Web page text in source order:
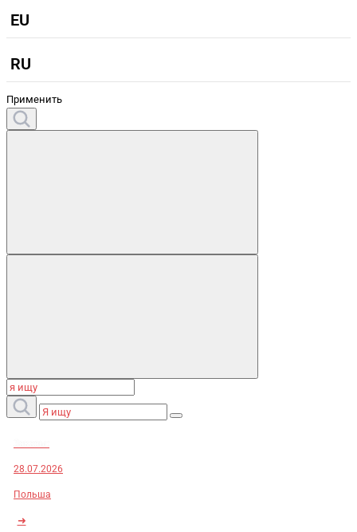
EU
RU
Применить
28.07.2026
Польша
➜